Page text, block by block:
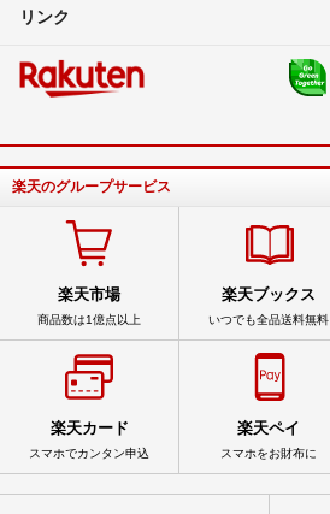
リンク
楽天のグループサービス
楽天市場
商品数は1億点以上
楽天ブックス
いつでも全品送料無料
楽天カード
スマホでカンタン申込
楽天ペイ
スマホをお財布に